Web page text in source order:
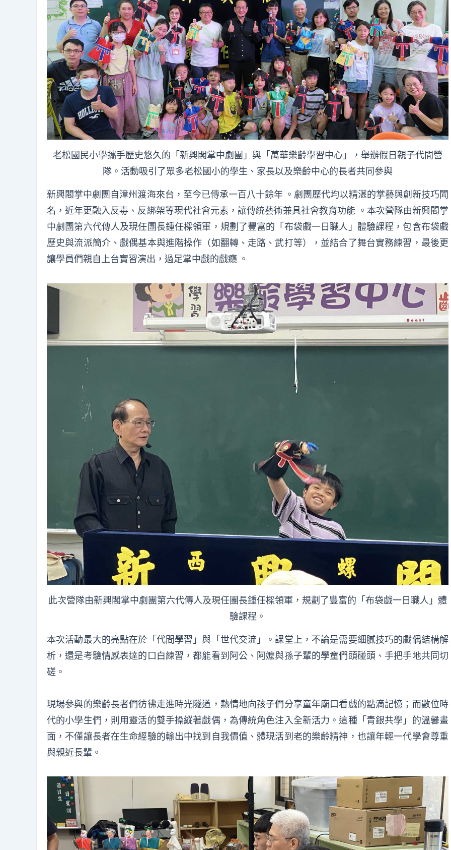
老松國民小學攜手歷史悠久的「新興閣掌中劇團」與「萬華樂齡學習中心」，舉辦假日親子代間營
隊。活動吸引了眾多老松國小的學生、家長以及樂齡中心的長者共同參與
新興閣掌中劇團自漳州渡海來台，至今已傳承一百八十餘年 。劇團歷代均以精湛的掌藝與創新技巧聞
名，近年更融入反毒、反綁架等現代社會元素，讓傳統藝術兼具社會教育功能 。本次營隊由新興閣掌
中劇團第六代傳人及現任團長鍾任樑領軍，規劃了豐富的「布袋戲一日職人」體驗課程，包含布袋戲
歷史與流派簡介、戲偶基本與進階操作（如翻轉、走路、武打等），並結合了舞台實務練習，最後更
讓學員們親自上台實習演出，過足掌中戲的戲癮 。
此次營隊由新興閣掌中劇團第六代傳人及現任團長鍾任樑領軍，規劃了豐富的「布袋戲一日職人」體
驗課程。
本次活動最大的亮點在於「代間學習」與「世代交流」。課堂上，不論是需要細膩技巧的戲偶結構解
析，還是考驗情感表達的口白練習，都能看到阿公、阿嬤與孫子輩的學童們頭碰頭、手把手地共同切
磋。
現場參與的樂齡長者們彷彿走進時光隧道，熱情地向孩子們分享童年廟口看戲的點滴記憶；而數位時
代的小學生們，則用靈活的雙手操縱著戲偶，為傳統角色注入全新活力。這種「青銀共學」的溫馨畫
面，不僅讓長者在生命經驗的輸出中找到自我價值、體現活到老的樂齡精神，也讓年輕一代學會尊重
與親近長輩。